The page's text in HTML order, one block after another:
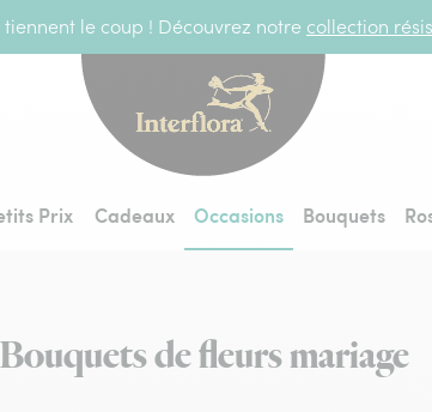
le coup ! Découvrez notre collection
Prix Cadeaux Occasions Bouquets
Bouquets de fleurs mariage